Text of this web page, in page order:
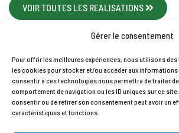
Gérer le consentement
Pour offrir les meilleures expériences, nous utilisons
les cookies pour stocker et/ou accéder aux informations
consentir à ces technologies nous permettra de traiter
comportement de navigation ou les ID uniques sur ce
consentir ou de retirer son consentement peut avoir un
caractéristiques et fonctions.
VOIR TOUTES LES REALISATIONS
Accueil Contact Mentions légales
Plan
Politique de cookies (UE)
TY PAU © 2026